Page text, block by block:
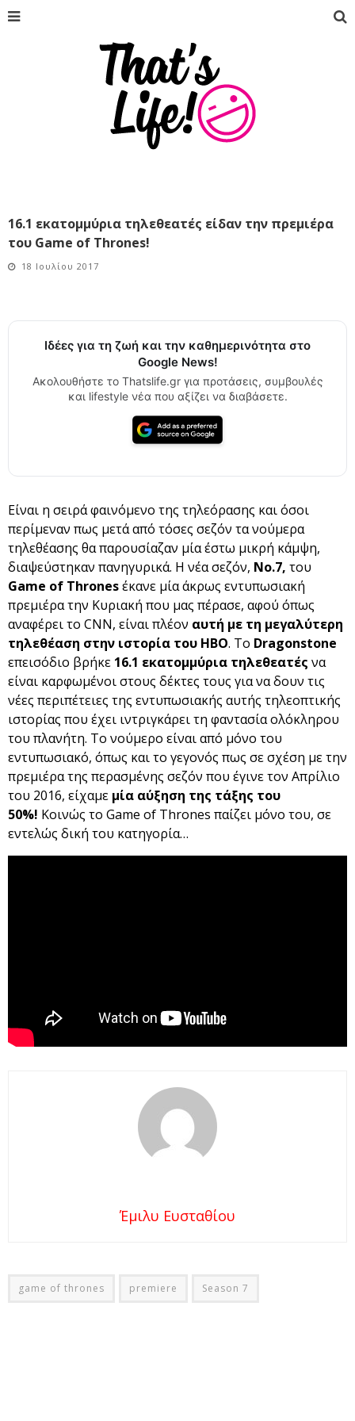
16.1 εκατομμύρια τηλεθεατές είδαν την πρεμιέρα
του Game of Thrones!
18 Ιουλίου 2017
Ιδέες για τη ζωή και την καθημερινότητα στο
Google News!
Ακολουθήστε το Thatslife.gr για προτάσεις, συμβουλές
και lifestyle νέα που αξίζει να διαβάσετε.
Είναι η σειρά φαινόμενο της τηλεόρασης και όσοι
περίμεναν πως μετά από τόσες σεζόν τα νούμερα
τηλεθέασης θα παρουσίαζαν μία έστω μικρή κάμψη,
διαψεύστηκαν πανηγυρικά. Η νέα σεζόν, Νο.7, του
Game of Thronesέκανε μία άκρως εντυπωσιακή
πρεμιέρα την Κυριακή που μας πέρασε, αφού όπως
αναφέρει το CNN, είναι πλέον αυτή με τη μεγαλύτερη
τηλεθέαση στην ιστορία του HBO. To Dragonstone
επεισόδιο βρήκε 16.1 εκατομμύρια τηλεθεατές να
είναι καρφωμένοι στους δέκτες τους για να δουν τις
νέες περιπέτειες της εντυπωσιακής αυτής τηλεοπτικής
ιστορίας που έχει ιντριγκάρει τη φαντασία ολόκληρου
του πλανήτη. Το νούμερο είναι από μόνο του
εντυπωσιακό, όπως και το γεγονός πως σε σχέση με την
πρεμιέρα της περασμένης σεζόν που έγινε τον Απρίλιο
του 2016, είχαμε μία αύξηση της τάξης του
50%! Κοινώς το Game of Thrones παίζει μόνο του, σε
εντελώς δική του κατηγορία…
Έμιλυ Ευσταθίου
game of thrones premiere Season 7